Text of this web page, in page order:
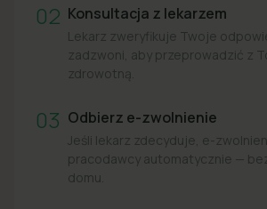
02 Konsultacja z lekarzem
Lekarz zweryfikuje Twoje
zadzwoni, aby przeprowadzić z
zdrowotną.
03 Odbierz e-zwolnienie
Jeśli lekarz zdecyduje, e-
pracodawcy automatycznie —
domu.